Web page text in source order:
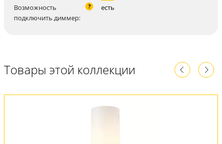
Возможность
подключить диммер:
? есть
Товары этой коллекции